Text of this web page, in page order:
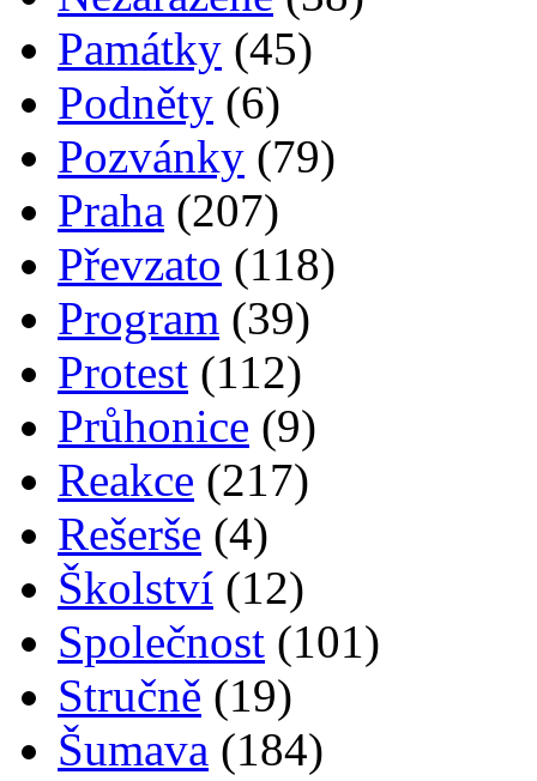
Památky (45)
Podněty (6)
Pozvánky (79)
Praha (207)
Převzato (118)
Program (39)
Protest (112)
Průhonice (9)
Reakce (217)
Rešerše (4)
Školství (12)
Společnost (101)
Stručně (19)
Šumava (184)